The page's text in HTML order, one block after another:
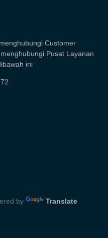
Customer
Pusat Layanan
ini
by Translate